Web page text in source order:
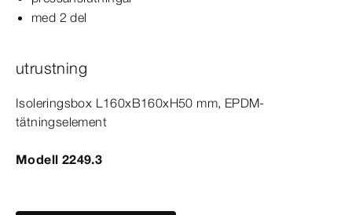
med 2 del
utrustning
Isoleringsbox L160xB160xH50 mm, EPDM-​
tätningselement
Modell 2249.3